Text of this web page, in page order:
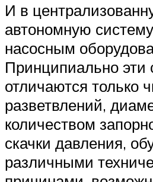
И в
автономную
насосным
Принципиально эти
отличаются только
разветвлений,
количеством
скачки давления,
различными